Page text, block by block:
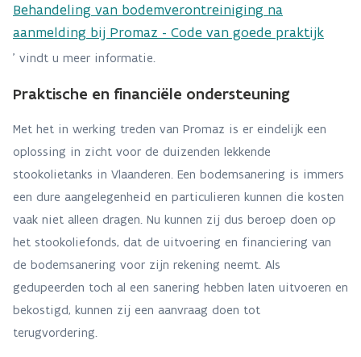
Behandeling van bodemverontreiniging na
aanmelding bij Promaz - Code van goede praktijk
' vindt u meer informatie.
Praktische en financiële ondersteuning
Met het in werking treden van Promaz is er eindelijk een
oplossing in zicht voor de duizenden lekkende
stookolietanks in Vlaanderen. Een bodemsanering is immers
een dure aangelegenheid en particulieren kunnen die kosten
vaak niet alleen dragen. Nu kunnen zij dus beroep doen op
het stookoliefonds, dat de uitvoering en financiering van
de bodemsanering voor zijn rekening neemt. Als
gedupeerden toch al een sanering hebben laten uitvoeren en
bekostigd, kunnen zij een aanvraag doen tot
terugvordering.